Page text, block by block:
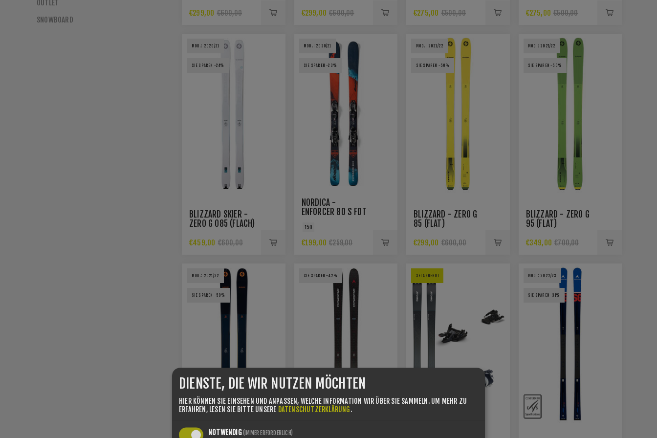
€299,00 €600,00 €299,00 €600,00 €275,00 €500,00 €275,00 €500,00
MOD.: 2020/21
SIE SPAREN -24%
BLIZZARD SKIER -
ZERO G 085 (FLACH)
€459,00 €600,00
MOD.: 2020/21
SIE SPAREN -23%
NORDICA -
ENFORCER 80 S FDT
BINDUNG
150
€199,00 €259,00
MOD.: 2021/22
SIE SPAREN -50%
BLIZZARD - ZERO G
85 (FLAT)
€299,00 €600,00
MOD.: 2021/22
SIE SPAREN -50%
BLIZZARD - ZERO G
95 (FLAT)
€349,00 €700,00
MOD.: 2021/22
SIE SPAREN -50%
SIE SPAREN -42% SET ANGEBOT MOD.: 2022/23
SIE SPAREN -31%
OUTLET
SNOWBOARD
DIENSTE, DIE WIR NUTZEN MÖCHTEN
HIER KÖNNEN SIE EINSEHEN UND ANPASSEN, WELCHE INFORMATION WIR ÜBER SIE SAMMELN. UM MEHR ZU
ERFAHREN, LESEN SIE BITTE UNSERE DATENSCHUTZERKLÄRUNG.
NOTWENDIG(IMMER ERFORDERLICH)